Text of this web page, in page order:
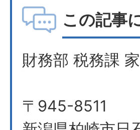
この記事
財務部 税務課
〒945-8511